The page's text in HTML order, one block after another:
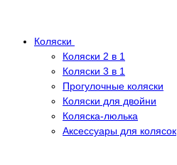
Коляски
Коляски 2 в 1
Коляски 3 в 1
Прогулочные коляски
Коляски для двойни
Коляска-люлька
Аксессуары для колясок